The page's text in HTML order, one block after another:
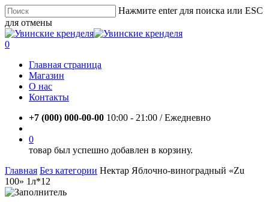
Skip
to
main
content
Нажмите enter для поиска или ESC
для отмены
Close
Search
account
0
Главная страница
Магазин
О нас
Контакты
+7 (000) 000-00-00 10:00 - 21:00 / Eжедневно
0
товар был успешно добавлен в корзину.
Главная Без категории Нектар Яблочно-виноградный «Zu
100» 1л*12